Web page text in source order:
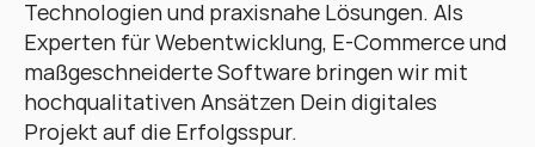
Technologien und praxisnahe Lösungen. Als
Experten für Webentwicklung, E-Commerce und
maßgeschneiderte Software bringen wir mit
hochqualitativen Ansätzen Dein digitales
Projekt auf die Erfolgsspur.